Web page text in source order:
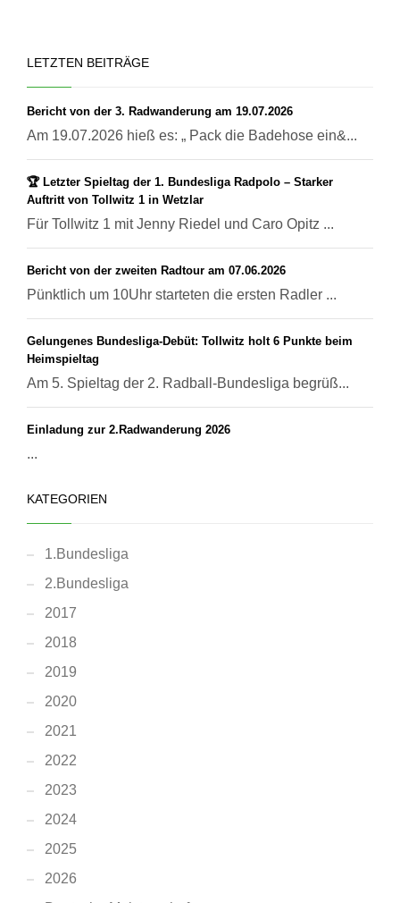
LETZTEN BEITRÄGE
Bericht von der 3. Radwanderung am 19.07.2026
Am 19.07.2026 hieß es: „ Pack die Badehose ein&...
🏆 Letzter Spieltag der 1. Bundesliga Radpolo – Starker
Auftritt von Tollwitz 1 in Wetzlar
Für Tollwitz 1 mit Jenny Riedel und Caro Opitz ...
Bericht von der zweiten Radtour am 07.06.2026
Pünktlich um 10Uhr starteten die ersten Radler ...
Gelungenes Bundesliga-Debüt: Tollwitz holt 6 Punkte beim
Heimspieltag
Am 5. Spieltag der 2. Radball-Bundesliga begrüß...
Einladung zur 2.Radwanderung 2026
...
KATEGORIEN
1.Bundesliga
2.Bundesliga
2017
2018
2019
2020
2021
2022
2023
2024
2025
2026